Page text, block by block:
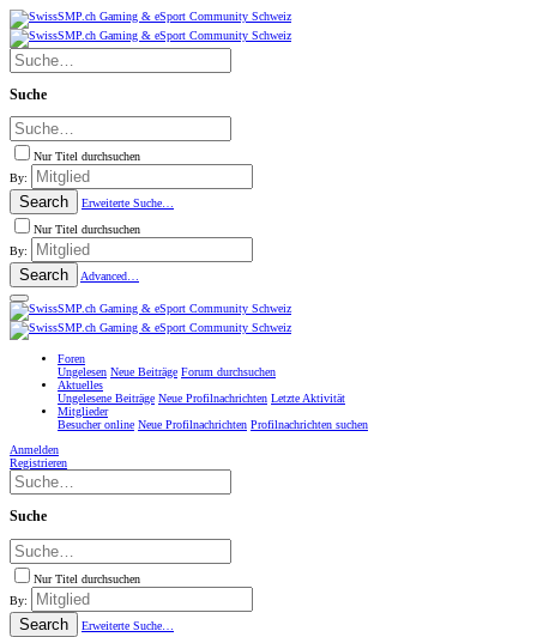
Suche
Nur Titel durchsuchen
By:
Search
Erweiterte Suche…
Nur Titel durchsuchen
By:
Search Advanced…
Foren
Ungelesen Neue Beiträge Forum durchsuchen
Aktuelles
Ungelesene Beiträge Neue Profilnachrichten Letzte Aktivität
Mitglieder
Besucher online Neue Profilnachrichten Profilnachrichten suchen
Anmelden
Registrieren
Suche
Nur Titel durchsuchen
By:
Search
Erweiterte Suche…